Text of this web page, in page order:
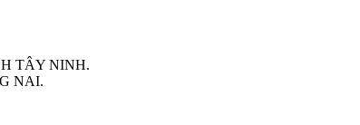
TÂY NINH.
NAI.